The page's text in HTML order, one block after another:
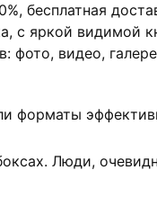
бесплатная
с яркой видимой
фото, видео,
форматы
Люди,